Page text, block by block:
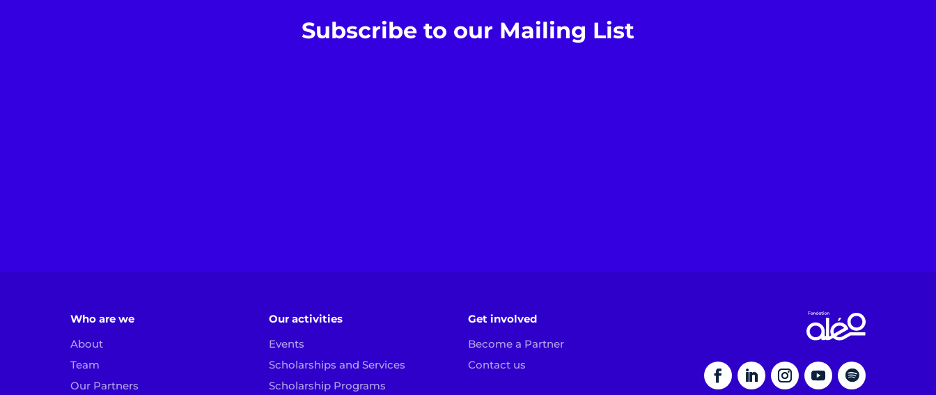
Subscribe to our Mailing List
Who are we
About
Team
Our Partners
Our activities
Events
Scholarships and Services
Scholarship Programs
Get involved
Become a Partner
Contact us